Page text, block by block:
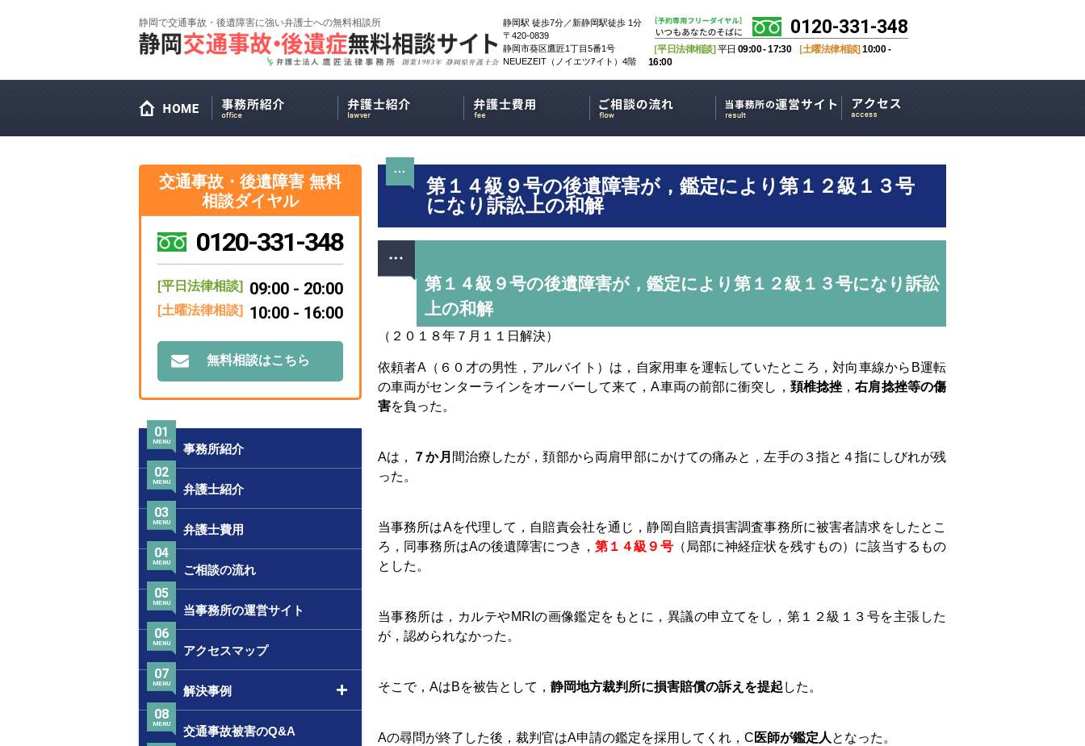
静岡で交通事故・後遺障害に強い弁護士への無料相談所
静岡駅 徒歩7分／新静岡駅徒歩 1分
〒420-0839
静岡市葵区鷹匠1丁目5番1号
NEUEZEIT（ノイエツｱイト）4階
0120-331-348
［平日法律相談] 平日 09:00 - 17:30 ［土曜法律相談] 10:00 -
16:00
第１４級９号の後遺障害が，鑑定により第１２級１３号
になり訴訟上の和解
第１４級９号の後遺障害が，鑑定により第１２級１３号になり訴訟
上の和解
（２０１８年７月１１日解決）
依頼者A（６０才の男性，アルバイト）は，自家用車を運転していたところ，対向車線からB運転
の車両がセンターラインをオーバーして来て，A車両の前部に衝突し， 頚椎捻挫 ，右肩捻挫等の傷
害を負った。
Aは， ７か月 間治療したが，頚部から両肩甲部にかけての痛みと，左手の３指と４指にしびれが残
った。
当事務所はAを代理して，自賠責会社を通じ，静岡自賠責損害調査事務所に被害者請求をしたとこ
ろ，同事務所はAの後遺障害につき， 第１４級９号（局部に神経症状を残すもの）に該当するもの
とした。
当事務所は，カルテやMRIの画像鑑定をもとに，異議の申立てをし，第１２級１３号を主張した
が，認められなかった。
そこで，AはBを被告として， 静岡地方裁判所に損害賠償の訴えを提起 した。
Aの尋問が終了した後，裁判官はA申請の鑑定を採用してくれ，C 医師が鑑定人 となった。
交通事故・後遺障害 無料
相談ダイヤル
0120-331-348
[平日法律相談] 09:00 - 20:00
[土曜法律相談] 10:00 - 16:00
無料相談はこちら
事務所紹介
01
MENU
弁護士紹介
02
MENU
弁護士費用
03
MENU
ご相談の流れ
04
MENU
当事務所の運営サイト
05
MENU
アクセスマップ
06
MENU
解決事例
07
MENU
交通事故被害のQ&A
08
MENU